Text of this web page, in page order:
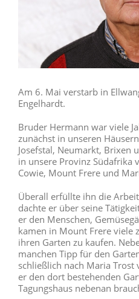
Am 6. Mai verstarb in
Engelhardt.
Bruder Hermann war viele
zunächst in unseren
Josefstal, Neumarkt, Brixen
in unsere Provinz Südafrika
Cowie, Mount Frere und
Überall erfüllte ihn die
dachte er über seine
er den Menschen,
kamen in Mount Frere viele
ihren Garten zu kaufen.
manchen Tipp für den
schließlich nach Maria
er den dort bestehenden
Tagungshaus nebenan